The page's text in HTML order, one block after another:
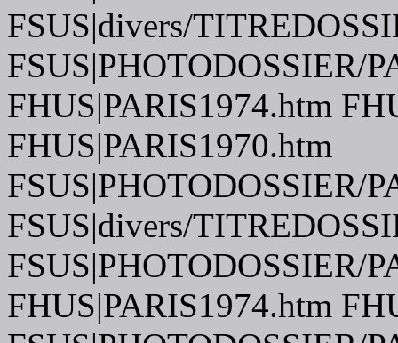
FSUS|divers/
FSUS|PHOTODOSSIER/
FHUS|PARIS1974.htm
FHUS|PARIS1970.htm
FSUS|PHOTODOSSIER/
FSUS|divers/
FSUS|PHOTODOSSIER/
FHUS|PARIS1974.htm